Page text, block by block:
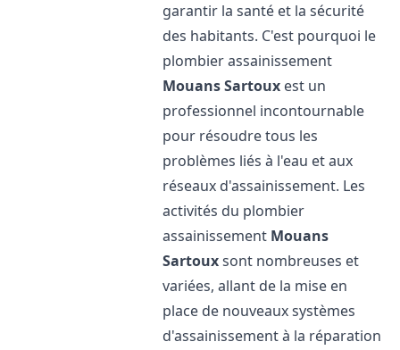
garantir la santé et la sécurité
des habitants. C'est pourquoi le
plombier assainissement
Mouans Sartoux est un
professionnel incontournable
pour résoudre tous les
problèmes liés à l'eau et aux
réseaux d'assainissement. Les
activités du plombier
assainissement Mouans
Sartouxsont nombreuses et
variées, allant de la mise en
place de nouveaux systèmes
d'assainissement à la réparation